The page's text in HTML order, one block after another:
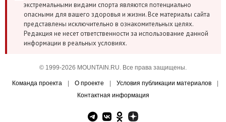
экстремальными видами спорта являются потенциально
опасными для вашего здоровья и жизни. Все материалы сайта
представлены исключительно в ознакомительных целях.
Редакция не несет ответственности за использование данной
информации в реальных условиях.
© 1999-2026 MOUNTAIN.RU. Все права защищены.
Команда проекта О проекте Условия публикации материалов
Контактная информация